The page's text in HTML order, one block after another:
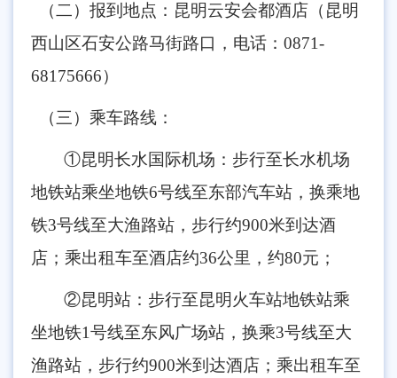
（二）报到地点：昆明云安会都酒店（昆明
西山区石安公路马街路口，电话：0871-
68175666）
（三）乘车路线：
①昆明长水国际机场：步行至长水机场
地铁站乘坐地铁6号线至东部汽车站，换乘地
铁3号线至大渔路站，步行约900米到达酒
店；乘出租车至酒店约36公里，约80元；
②昆明站：步行至昆明火车站地铁站乘
坐地铁1号线至东风广场站，换乘3号线至大
渔路站，步行约900米到达酒店；乘出租车至